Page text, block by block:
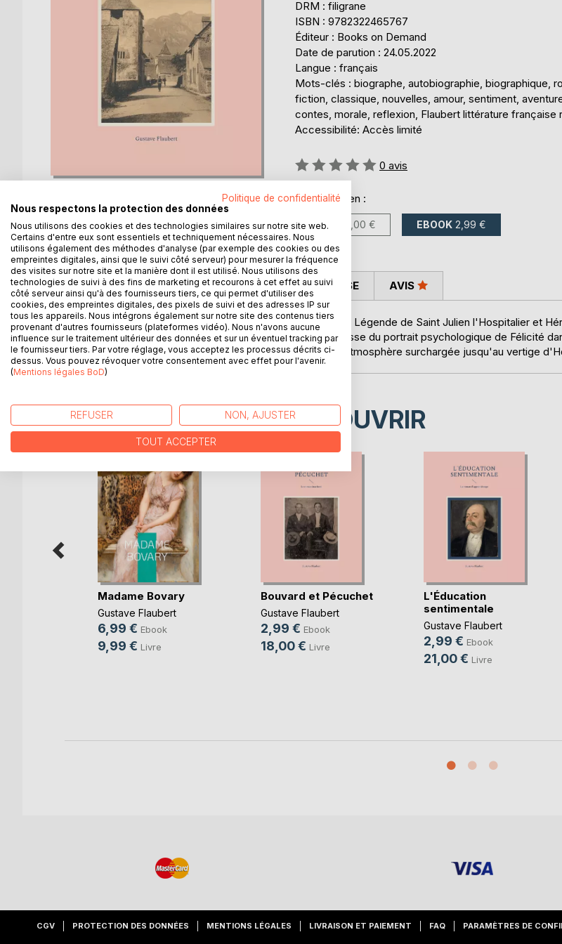
DRM : filigrane
ISBN : 9782322465767
Éditeur : Books on Demand
Date de parution : 24.05.2022
Langue : français
Mots-clés : biographe, autobiographie, biographique,
fiction, classique, nouvelles, amour, sentiment,
contes, morale, reflexion, Flaubert littérature française
Accessibilité: Accès limité
Évaluation:
0%
0 avis
Disponible en :
LIVRE 15,00 € EBOOK 2,99 €
DESCRIPTION
Ce livre est un recueil de trois nouvelles: Un coeur simple, Légende de Saint Julien l'Hospitalier et
témoigne d'une grande puissance d'évocation, qu'il s'agisse du portrait psychologique de Félicité
simple', de la violence des actes de Saint Julien, ou de l'atmosphère surchargée jusqu'au vertige
AUTEUR(S) CRITIQUES PRESSE AVIS
D’AUTRES TITRES À DÉCOUVRIR
Madame Bovary
Gustave Flaubert
6,99 € Ebook
9,99 € Livre
Bouvard et Pécuchet
Gustave Flaubert
2,99 € Ebook
18,00 € Livre
L'Éducation
sentimentale
Gustave Flaubert
2,99 € Ebook
21,00 € Livre
CGV PROTECTION DES DONNÉES MENTIONS LÉGALES LIVRAISON ET PAIEMENT FAQ PARAMÈTRES DE
Politique de confidentialité
Nous respectons la protection des données
Nous utilisons des cookies et des technologies similaires sur notre site web.
Certains d'entre eux sont essentiels et techniquement nécessaires. Nous
utilisons également des méthodes d'analyse (par exemple des cookies ou des
empreintes digitales, ainsi que le suivi côté serveur) pour mesurer la fréquence
des visites sur notre site et la manière dont il est utilisé. Nous utilisons des
technologies de suivi à des fins de marketing et recourons à cet effet au suivi
côté serveur ainsi qu'à des fournisseurs tiers, ce qui permet d'utiliser des
cookies, des empreintes digitales, des pixels de suivi et des adresses IP sur
tous les appareils. Nous intégrons également sur notre site des contenus tiers
provenant d'autres fournisseurs (plateformes vidéo). Nous n'avons aucune
influence sur le traitement ultérieur des données et sur un éventuel tracking par
le fournisseur tiers. Par votre réglage, vous acceptez les processus décrits ci-
dessus. Vous pouvez révoquer votre consentement avec effet pour l'avenir.
(Mentions légales BoD)
REFUSER NON, AJUSTER
TOUT ACCEPTER